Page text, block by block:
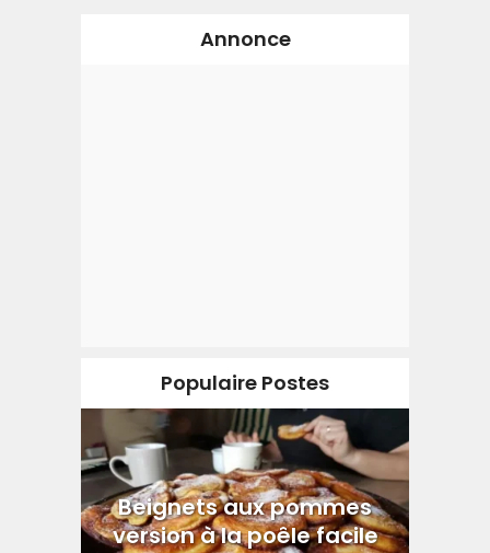
Annonce
Populaire Postes
Beignets aux pommes
version à la poêle facile